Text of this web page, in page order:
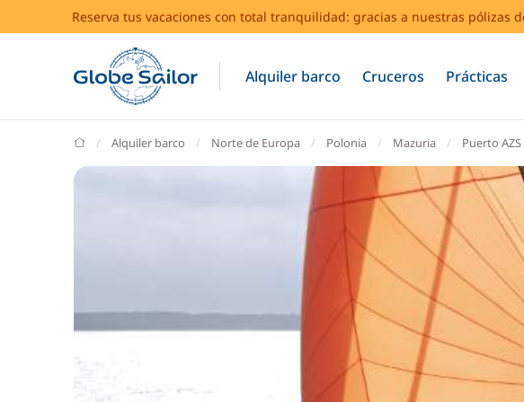
Reserva tus vacaciones con total tranquilidad: gracias a nuestras
Alquiler barco Cruceros Prácticas
GlobeSailor
Alquiler barco Norte de Europa Polonia Mazuria Puerto